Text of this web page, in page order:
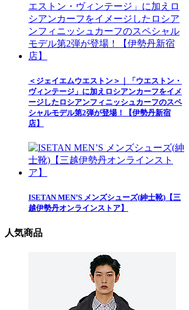
＜ジェイエムウエストン＞｜「ウエストン・
ヴィンテージ」に加えロシアンカーフをイメ
ージしたロシアンフィニッシュカーフのスペ
シャルモデル第2弾が登場！【伊勢丹新宿
店】
ISETAN MEN’S メンズシューズ(紳士靴)【三
越伊勢丹オンラインストア】
人気商品